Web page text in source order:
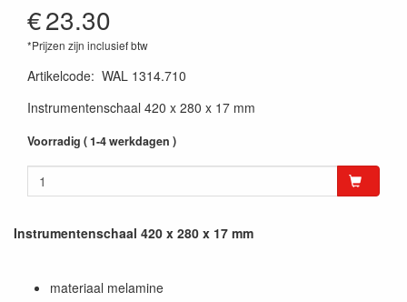
€23.30
*Prijzen zijn inclusief btw
Artikelcode: WAL 1314.710
Instrumentenschaal 420 x 280 x 17 mm
Voorradig ( 1-4 werkdagen )
Instrumentenschaal 420 x 280 x 17 mm
materiaal melamine